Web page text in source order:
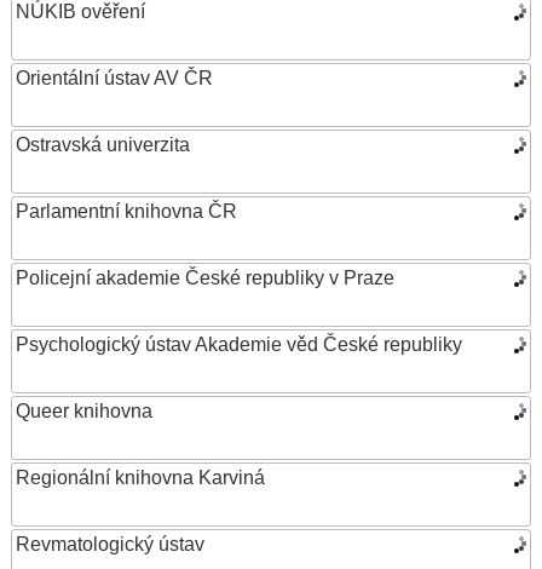
NÚKIB ověření
Orientální ústav AV ČR
Ostravská univerzita
Parlamentní knihovna ČR
Policejní akademie České republiky v Praze
Psychologický ústav Akademie věd České republiky
Queer knihovna
Regionální knihovna Karviná
Revmatologický ústav